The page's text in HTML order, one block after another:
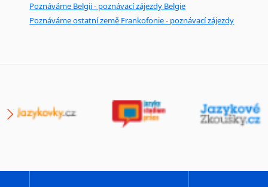
Poznáváme Belgii - poznávací zájezdy Belgie
Poznáváme ostatní země Frankofonie - poznávací zájezdy